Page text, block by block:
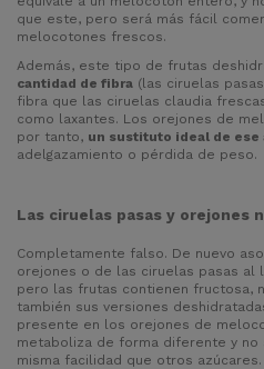
que este, pero será más fácil
melocotones frescos.
Además, este tipo de frutas
cantidad de fibra (las ciruelas
fibra que las ciruelas claudia
como laxantes. Los orejones de
por tanto, un sustituto ideal de ese
adelgazamiento o pérdida de peso.
Las ciruelas pasas y orejones
Completamente falso. De nuevo
orejones o de las ciruelas pasas al
pero las frutas contienen fructosa,
también sus versiones
presente en los orejones de
metaboliza de forma diferente y no
misma facilidad que otros azúcares.